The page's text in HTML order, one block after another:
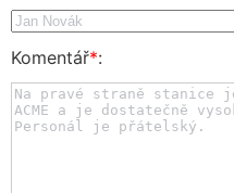
Komentář*: